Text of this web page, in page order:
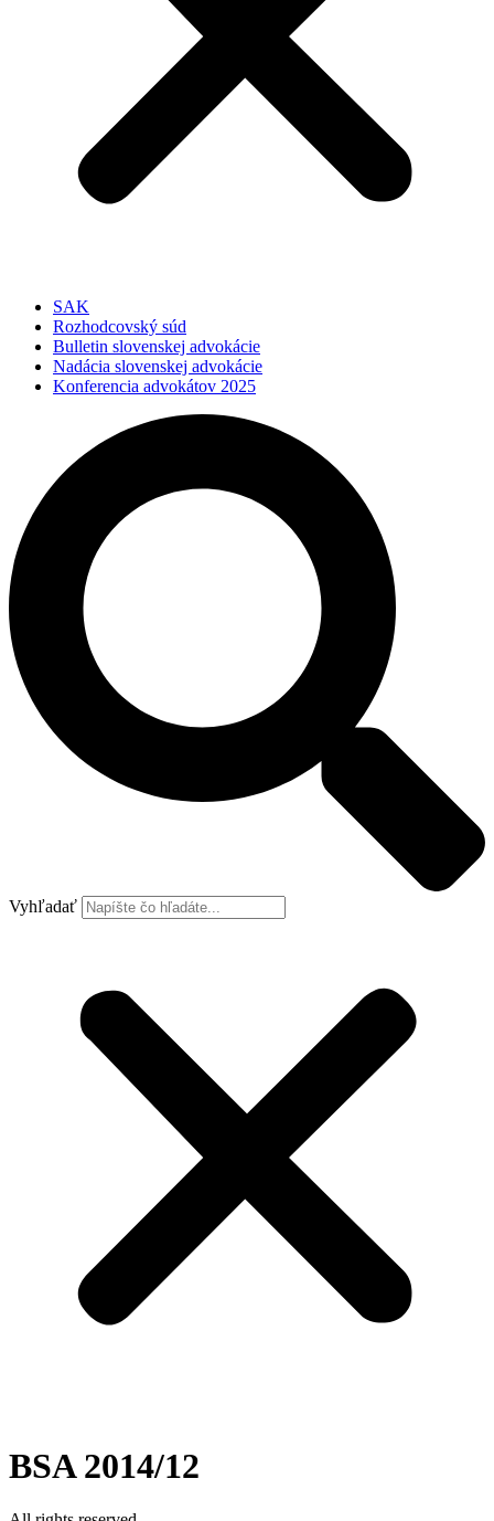
SAK
Rozhodcovský súd
Bulletin slovenskej advokácie
Nadácia slovenskej advokácie
Konferencia advokátov 2025
Vyhľadať
BSA 2014/12